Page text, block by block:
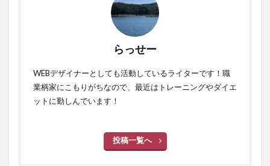
らっせー
WEBデザイナーとしても活動しているライターです！職
業柄家にこもりがちなので、最近はトレーニングやダイエ
ットに勤しんでいます！
投稿一覧へ